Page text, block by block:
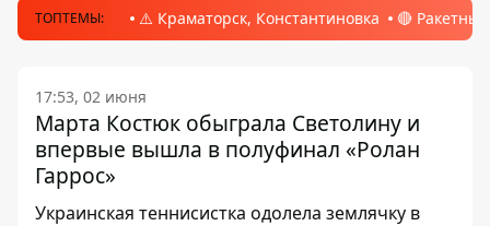
ТОПТЕМЫ: ⚠️ Краматорск, Константиновка 🔴
17:53, 02 июня
Марта Костюк обыграла Светолину и
впервые вышла в полуфинал «Ролан
Гаррос»
Украинская теннисистка одолела землячку в